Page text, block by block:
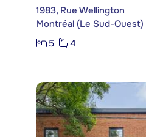
1983, Rue Wellington
Montréal (Le Sud-Ouest)
5
4